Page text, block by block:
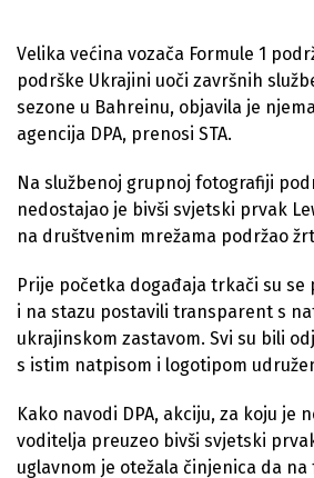
Velika većina vozača Formule 1
podrške Ukrajini uoči završnih
sezone u Bahreinu, objavila je
agencija DPA, prenosi STA.
Na službenoj grupnoj fotografiji
nedostajao je bivši svjetski prvak
na društvenim mrežama podržao
Prije početka događaja trkači su
i na stazu postavili transparent s
ukrajinskom zastavom. Svi su bili
s istim natpisom i logotipom
Kako navodi DPA, akciju, za koju je
voditelja preuzeo bivši svjetski
uglavnom je otežala činjenica da